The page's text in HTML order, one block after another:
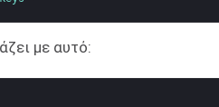
με αυτό: